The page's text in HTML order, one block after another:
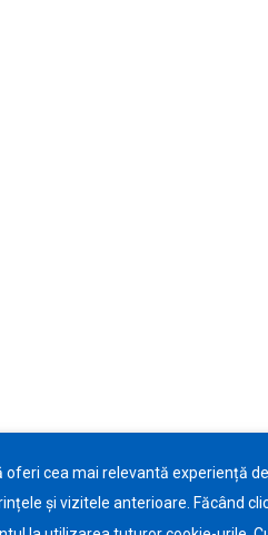
oferi cea mai relevantă experiență de
și vizitele anterioare. Făcând